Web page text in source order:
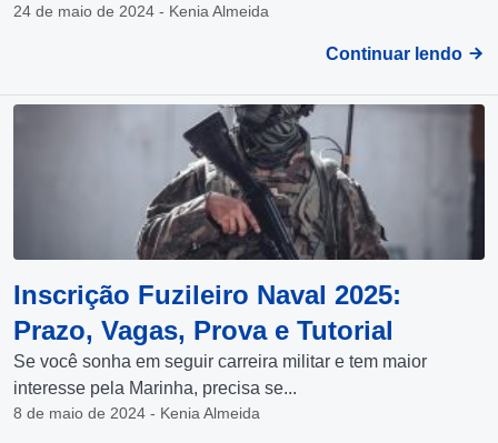
24 de maio de 2024 - Kenia Almeida
Continuar lendo
Inscrição Fuzileiro Naval 2025:
Prazo, Vagas, Prova e Tutorial
Se você sonha em seguir carreira militar e tem maior
interesse pela Marinha, precisa se...
8 de maio de 2024 - Kenia Almeida